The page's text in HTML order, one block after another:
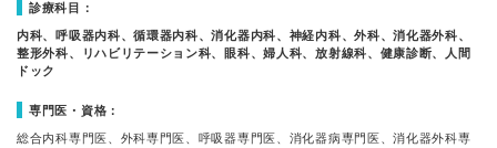
診療科目：
内科、呼吸器内科、循環器内科、消化器内科、神経内科、外科、消化器外科、
整形外科、リハビリテーション科、眼科、婦人科、放射線科、健康診断、人間
ドック
専門医・資格：
総合内科専門医、外科専門医、呼吸器専門医、消化器病専門医、消化器外科専